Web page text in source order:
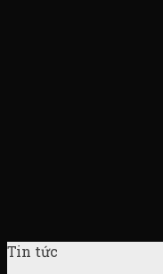
Tin tức